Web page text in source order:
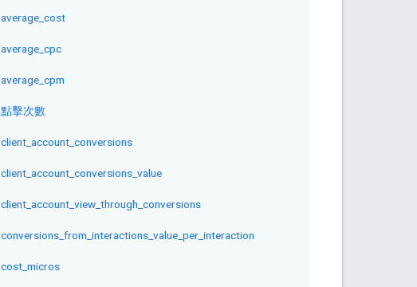
average_cost
average_cpc
average_cpm
點擊次數
client_account_conversions
client_account_conversions_value
client_account_view_through_conversions
conversions_from_interactions_value_per_interaction
cost_micros